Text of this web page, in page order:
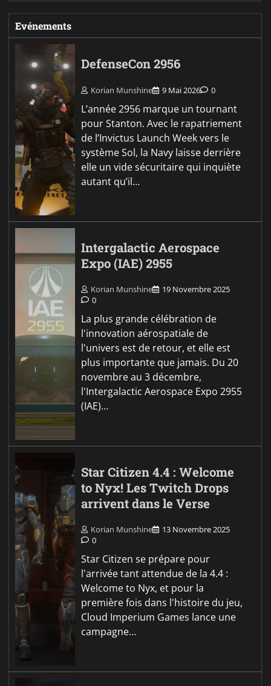
Evénements
DefenseCon 2956
Korian Munshine 9 Mai 2026 0
L’année 2956 marque un tournant
pour Stanton. Avec le rapatriement
de l’Invictus Launch Week vers le
système Sol, la Navy laisse derrière
elle un vide sécuritaire qui inquiète
autant qu’il…
Intergalactic Aerospace
Expo (IAE) 2955
Korian Munshine
19 Novembre 2025
0
La plus grande célébration de
l'innovation aérospatiale de
l'univers est de retour, et elle est
plus importante que jamais. Du 20
novembre au 3 décembre,
l'Intergalactic Aerospace Expo 2955
(IAE)…
Star Citizen 4.4 : Welcome
to Nyx! Les Twitch Drops
arrivent dans le Verse
Korian Munshine
13 Novembre 2025
0
Star Citizen se prépare pour
l'arrivée tant attendue de la 4.4 :
Welcome to Nyx, et pour la
première fois dans l'histoire du jeu,
Cloud Imperium Games lance une
campagne…